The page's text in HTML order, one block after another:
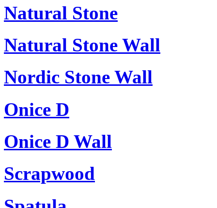
Natural Stone
Natural Stone Wall
Nordic Stone Wall
Onice D
Onice D Wall
Scrapwood